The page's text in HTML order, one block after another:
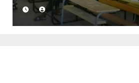
Kédougou dépasse
les 96 % de réussite
et confirme son